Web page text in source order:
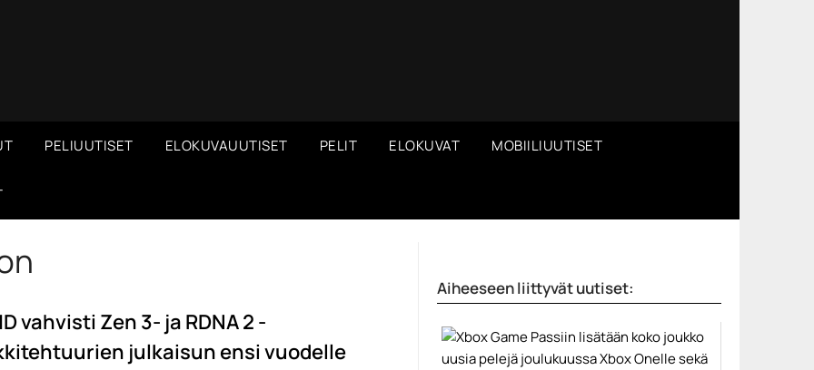
PELIUUTISET ELOKUVAUUTISET PELIT ELOKUVAT MOBIILIUUTISET
vahvisti Zen 3- ja RDNA 2 -
julkaisun ensi vuodelle
Aiheeseen liittyvät uutiset: